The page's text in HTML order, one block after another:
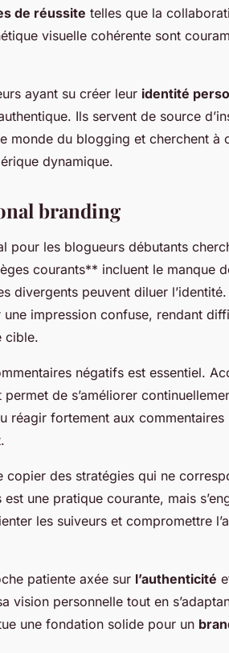
de réussite telles que la
visuelle cohérente sont
ayant su créer leur identité
Ils servent de source
monde du blogging et cherchent à
dynamique.
branding
pour les blogueurs débutants
courants** incluent le manque
divergents peuvent diluer
impression confuse, rendant
cible.
négatifs est essentiel.
de s’améliorer
réagir fortement aux commentaires
des stratégies qui ne
une pratique courante, mais
les suiveurs et compromettre
patiente axée sur l’authenticité
vision personnelle tout en
une fondation solide pour un